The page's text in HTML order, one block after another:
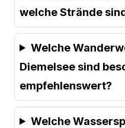
welche Strände
Welche
Diemelsee sind
empfehlenswert?
Welche